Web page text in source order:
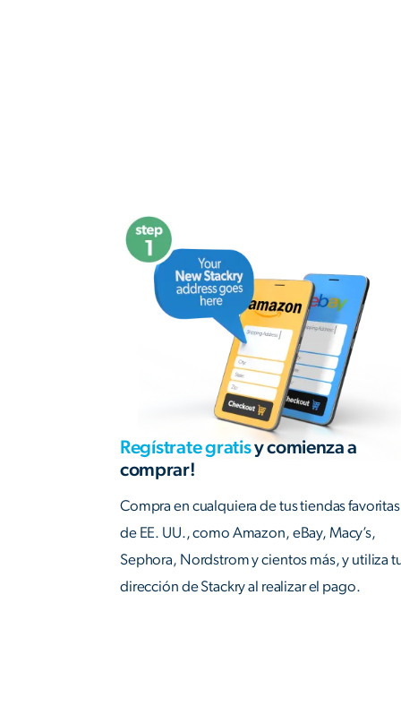
Regístrate gratisy comienza a
comprar!
Compra en cualquiera de tus tiendas favoritas
de EE. UU., como Amazon, eBay, Macy’s,
Sephora, Nordstrom y cientos más, y utiliza
dirección de Stackry al realizar el pago.